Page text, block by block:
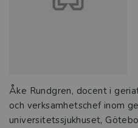
Åke Rundgren, docent i
och verksamhetschef inom
universitetssjukhuset,